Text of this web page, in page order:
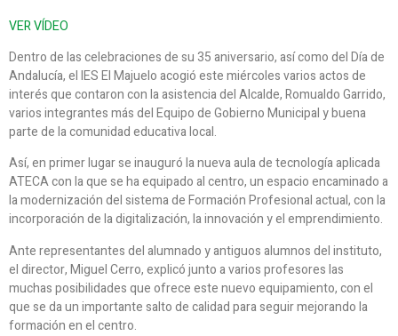
VER VÍDEO
Dentro de las celebraciones de su 35 aniversario, así como del Día de
Andalucía, el IES El Majuelo acogió este miércoles varios actos de
interés que contaron con la asistencia del Alcalde, Romualdo Garrido,
varios integrantes más del Equipo de Gobierno Municipal y buena
parte de la comunidad educativa local.
Así, en primer lugar se inauguró la nueva aula de tecnología aplicada
ATECA con la que se ha equipado al centro, un espacio encaminado a
la modernización del sistema de Formación Profesional actual, con la
incorporación de la digitalización, la innovación y el emprendimiento.
Ante representantes del alumnado y antiguos alumnos del instituto,
el director, Miguel Cerro, explicó junto a varios profesores las
muchas posibilidades que ofrece este nuevo equipamiento, con el
que se da un importante salto de calidad para seguir mejorando la
formación en el centro.